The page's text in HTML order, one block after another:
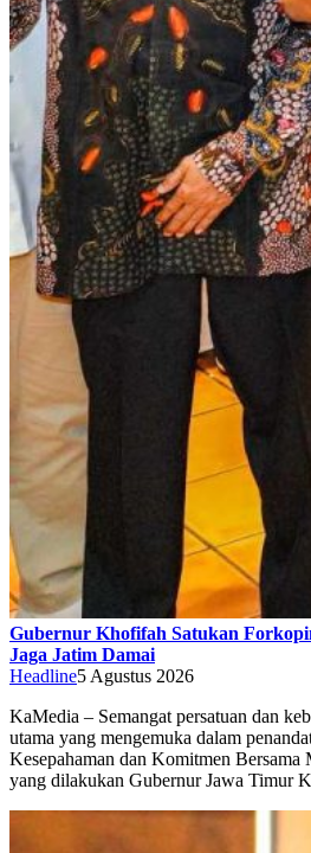
Gubernur Khofifah Satukan
Jaga Jatim Damai
Headline5 Agustus 2026
KaMedia – Semangat persatuan dan
utama yang mengemuka dalam
Kesepahaman dan Komitmen Bersama
yang dilakukan Gubernur Jawa Timur